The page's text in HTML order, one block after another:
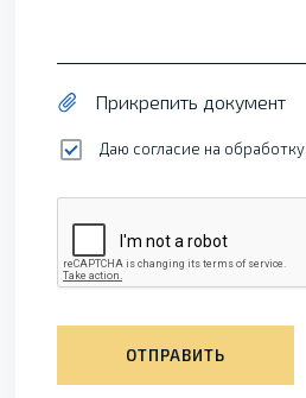
Прикрепить документ
Даю согласие на обработку
ОТПРАВИТЬ